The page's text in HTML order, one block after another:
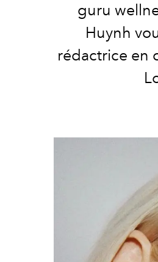
guru
Huynh
rédactrice en